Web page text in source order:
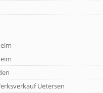
Uetersen